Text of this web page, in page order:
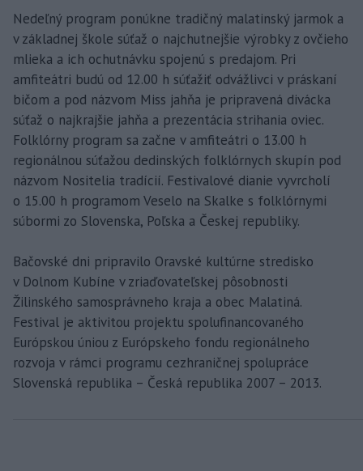
Nedeľný program ponúkne tradičný malatinský jarmok a
v základnej škole súťaž o najchutnejšie výrobky z ovčieho
mlieka a ich ochutnávku spojenú s predajom. Pri
amfiteátri budú od 12.00 h súťažiť odvážlivci v práskaní
bičom a pod názvom Miss jahňa je pripravená divácka
súťaž o najkrajšie jahňa a prezentácia strihania oviec.
Folklórny program sa začne v amfiteátri o 13.00 h
regionálnou súťažou dedinských folklórnych skupín pod
názvom Nositelia tradícií. Festivalové dianie vyvrcholí
o 15.00 h programom Veselo na Skalke s folklórnymi
súbormi zo Slovenska, Poľska a Českej republiky.
Bačovské dni pripravilo Oravské kultúrne stredisko
v Dolnom Kubíne v zriaďovateľskej pôsobnosti
Žilinského samosprávneho kraja a obec Malatiná.
Festival je aktivitou projektu spolufinancovaného
Európskou úniou z Európskeho fondu regionálneho
rozvoja v rámci programu cezhraničnej spolupráce
Slovenská republika – Česká republika 2007 – 2013.